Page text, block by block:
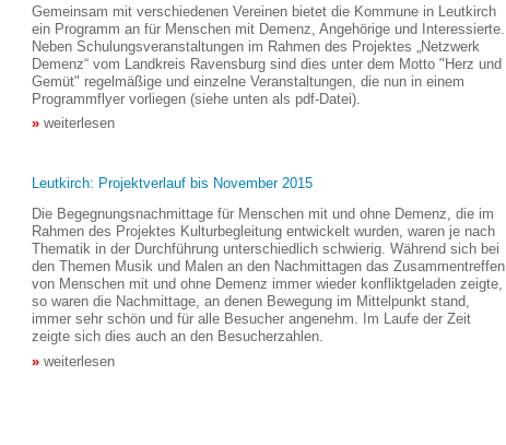
Gemeinsam mit verschiedenen Vereinen bietet die Kommune in Leutkirch
ein Programm an für Menschen mit Demenz, Angehörige und Interessierte.
Neben Schulungsveranstaltungen im Rahmen des Projektes „Netzwerk
Demenz“ vom Landkreis Ravensburg sind dies unter dem Motto "Herz und
Gemüt" regelmäßige und einzelne Veranstaltungen, die nun in einem
Programmflyer vorliegen (siehe unten als pdf-Datei).
weiterlesen
Leutkirch: Projektverlauf bis November 2015
Die Begegnungsnachmittage für Menschen mit und ohne Demenz, die im
Rahmen des Projektes Kulturbegleitung entwickelt wurden, waren je nach
Thematik in der Durchführung unterschiedlich schwierig. Während sich bei
den Themen Musik und Malen an den Nachmittagen das Zusammentreffen
von Menschen mit und ohne Demenz immer wieder konfliktgeladen zeigte,
so waren die Nachmittage, an denen Bewegung im Mittelpunkt stand,
immer sehr schön und für alle Besucher angenehm. Im Laufe der Zeit
zeigte sich dies auch an den Besucherzahlen.
weiterlesen